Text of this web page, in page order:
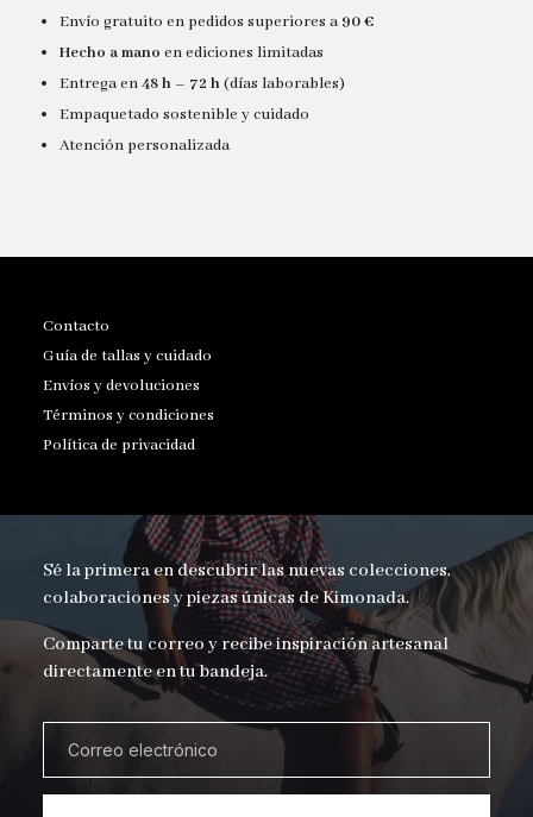
Envío gratuito en pedidos superiores a 90 €
Hecho a mano en ediciones limitadas
Entrega en48 h – 72 h(días laborables)
Empaquetado sostenible y cuidado
Atención personalizada
Contacto
Guía de tallas y cuidado
Envíos y devoluciones
Términos y condiciones
Política de privacidad
Sé la primera en descubrir las nuevas colecciones,
colaboraciones y piezas únicas de Kimonada.
Comparte tu correo y recibe inspiración artesanal
directamente en tu bandeja.